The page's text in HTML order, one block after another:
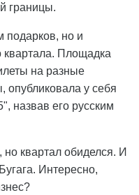
границы.
подарков, но и
квартала. Площадка
на разные
опубликовала у себя
назвав его русским
квартал обиделся. И
Интересно,